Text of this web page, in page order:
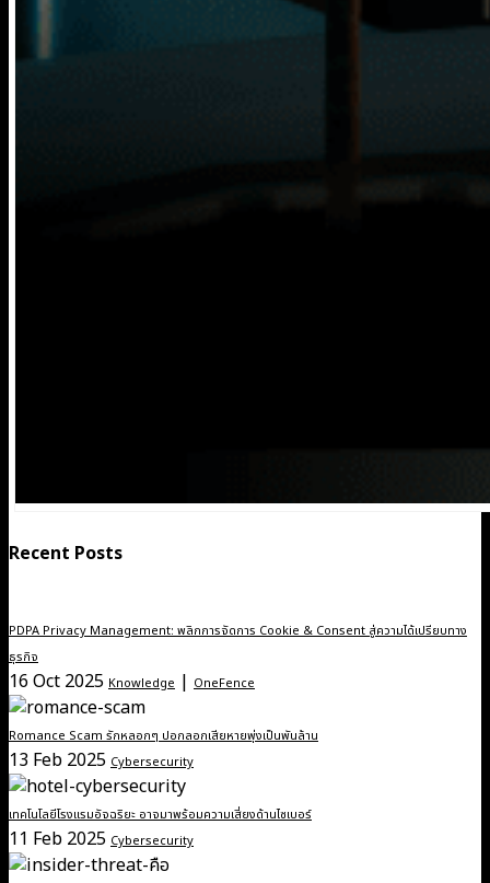
Recent Posts
PDPA Privacy Management: พลิกการจัดการ Cookie & Consent สู่ความได้เปรียบทาง
ธุรกิจ
16 Oct 2025 Knowledge | OneFence
Romance Scam รักหลอกๆ ปอกลอกเสียหายพุ่งเป็นพันล้าน
13 Feb 2025 Cybersecurity
เทคโนโลยีโรงแรมอัจฉริยะ อาจมาพร้อมความเสี่ยงด้านไซเบอร์
11 Feb 2025 Cybersecurity